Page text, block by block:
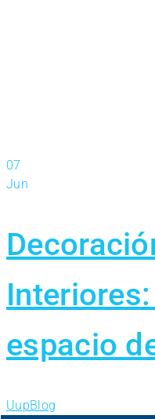
07
Jun
Interiores:
espacio
UupBlog